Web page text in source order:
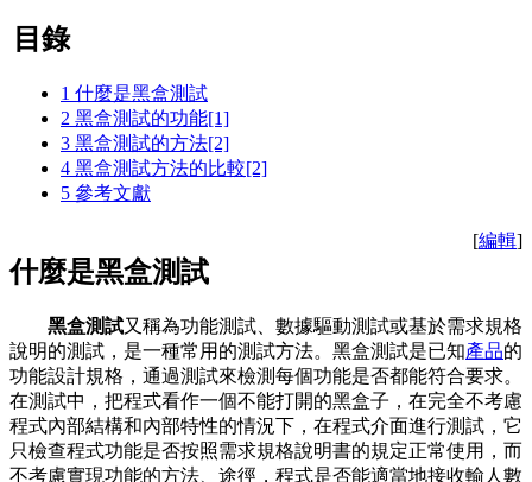
目錄
1 什麼是黑盒測試
2 黑盒測試的功能[1]
3 黑盒測試的方法[2]
4 黑盒測試方法的比較[2]
5 參考文獻
[編輯]
什麼是黑盒測試
黑盒測試又稱為功能測試、數據驅動測試或基於需求規格
說明的測試，是一種常用的測試方法。黑盒測試是已知產品的
功能設計規格，通過測試來檢測每個功能是否都能符合要求。
在測試中，把程式看作一個不能打開的黑盒子，在完全不考慮
程式內部結構和內部特性的情況下，在程式介面進行測試，它
只檢查程式功能是否按照需求規格說明書的規定正常使用，而
不考慮實現功能的方法、途徑，程式是否能適當地接收輸人數